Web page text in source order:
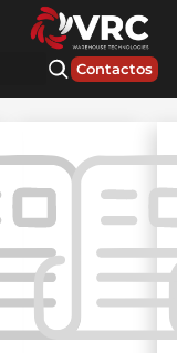
Contactos